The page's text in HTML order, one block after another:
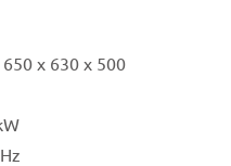
x 630 x 500